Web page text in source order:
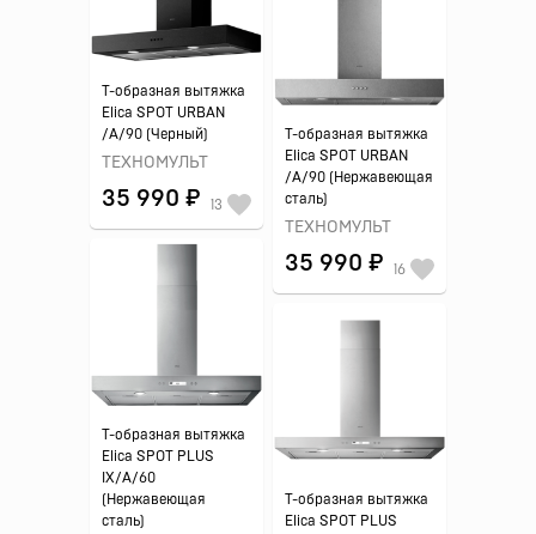
Т-образная вытяжка
Elica SPOT URBAN
/A/90 (Черный)
ТЕХНОМУЛЬТ
35 990 ₽ 13
Т-образная вытяжка
Elica SPOT URBAN
/A/90 (Нержавеющая
сталь)
ТЕХНОМУЛЬТ
35 990 ₽ 16
Т-образная вытяжка
Elica SPOT PLUS
IX/A/60
(Нержавеющая
сталь)
Т-образная вытяжка
Elica SPOT PLUS